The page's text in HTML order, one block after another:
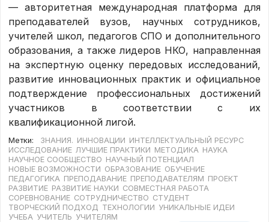
— авторитетная международная платформа для
преподавателей вузов, научных сотрудников,
учителей школ, педагогов СПО и дополнительного
образования, а также лидеров НКО, направленная
на экспертную оценку передовых исследований,
развитие инновационных практик и официальное
подтверждение профессиональных достижений
участников в соответствии с их
квалификационной лигой.
Метки: ЗНАНИЯ. ИННОВАЦИИ ИНТЕЛЛЕКТУАЛЬНЫЙ РЕСУРС
ИССЛЕДОВАНИЕ ЛУЧШИЕ ПРАКТИКИ МЕТОДИКА НАУКА
НАУЧНОЕ СООБЩЕСТВО НАУЧНЫЙ ПОТЕНЦИАЛ
НОВЫЕ ВОЗМОЖНОСТИ ОБРАЗОВАНИЕ ОБУЧЕНИЕ
ПЕДАГОГИКА ПРЕПОДАВАНИЕ ПРЕПОДАВАТЕЛЯМ ПРОЕКТ
РАЗВИТИЕ РАЗВИТИЕ НАУКИ СОВМЕСТНАЯ РАБОТА
СОРЕВНОВАНИЕ СОТРУДНИЧЕСТВО СТУДЕНТ
ТВОРЧЕСКИЙ ПОДХОД ТЕХНОЛОГИИ УНИКАЛЬНЫЕ ИДЕИ
УЧЕБА УЧИТЕЛЬ УЧИТЕЛЯМ